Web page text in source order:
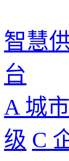
智慧
台
A 城
级 C